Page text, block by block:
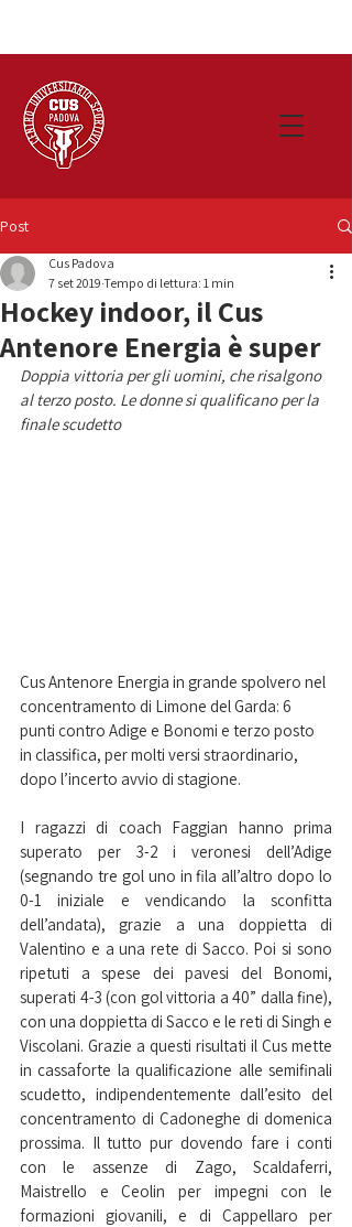
Post
Hockey indoor, il Cus
Antenore Energia è super
Cus Padova
7 set 2019 Tempo di lettura: 1 min
Doppia vittoria per gli uomini, che risalgono
al terzo posto. Le donne si qualificano per la
finale scudetto
Cus Antenore Energia in grande spolvero nel
concentramento di Limone del Garda: 6
punti contro Adige e Bonomi e terzo posto
in classifica, per molti versi straordinario,
dopo l’incerto avvio di stagione.
I ragazzi di coach Faggian hanno prima
superato per 3-2 i veronesi dell’Adige
(segnando tre gol uno in fila all’altro dopo lo
0-1 iniziale e vendicando la sconfitta
dell’andata), grazie a una doppietta di
Valentino e a una rete di Sacco. Poi si sono
ripetuti a spese dei pavesi del Bonomi,
superati 4-3 (con gol vittoria a 40” dalla fine),
con una doppietta di Sacco e le reti di Singh e
Viscolani. Grazie a questi risultati il Cus mette
in cassaforte la qualificazione alle semifinali
scudetto, indipendentemente dall’esito del
concentramento di Cadoneghe di domenica
prossima. Il tutto pur dovendo fare i conti
con le assenze di Zago, Scaldaferri,
Maistrello e Ceolin per impegni con le
formazioni giovanili, e di Cappellaro per